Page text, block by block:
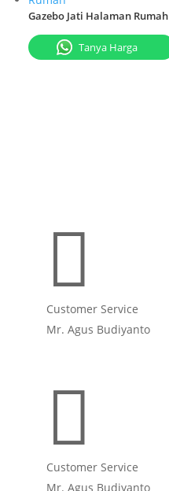
Gazebo Jati Halaman Rumah
Tanya Harga

Customer Service
Mr. Agus Budiyanto

Customer Service
Mr. Agus Budiyanto